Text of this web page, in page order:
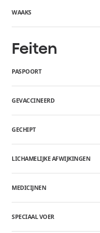
WAAKS
Feiten
PASPOORT
GEVACCINEERD
GECHIPT
LICHAMELIJKE AFWIJKINGEN
MEDICIJNEN
SPECIAAL VOER